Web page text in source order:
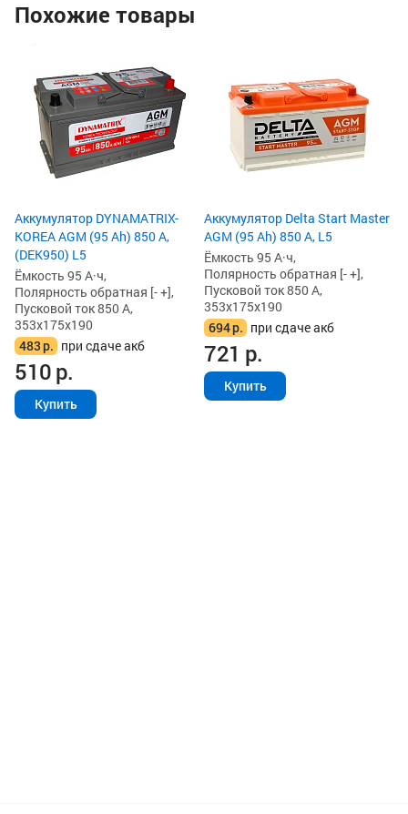
Похожие товары
Аккумулятор DYNAMATRIX-
KOREA AGM (95 Ah) 850 А,
(DEK950) L5
Ёмкость 95 А·ч,
Полярность обратная [- +],
Пусковой ток 850 А,
353x175x190
483р. при сдаче акб
510р.
Купить
Аккумулятор Delta Start Master
AGM (95 Ah) 850 А, L5
Ёмкость 95 А·ч,
Полярность обратная [- +],
Пусковой ток 850 А,
353x175x190
694р. при сдаче акб
721 р.
Купить